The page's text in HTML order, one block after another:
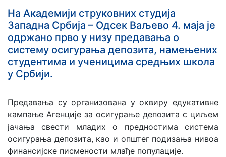
На Академији струковних студија
Западна Србија – Одсек Ваљево 4. маја је
одржано прво у низу предавања о
систему осигурања депозита, намењених
студентима и ученицима средњих школа
у Србији.
Предавања су организована у оквиру едукативне
кампање Агенције за осигурање депозита с циљем
јачања свести младих о предностима система
осигурања депозита, као и општег подизања нивоа
финансијске писмености млађе популације.